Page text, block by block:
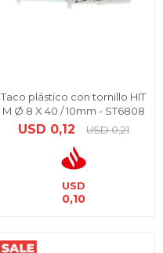
Taco plástico con tornillo HIT
M Ø 8 X 40 / 10mm - ST6808
USD 0,12 USD 0,21
USD
0,10